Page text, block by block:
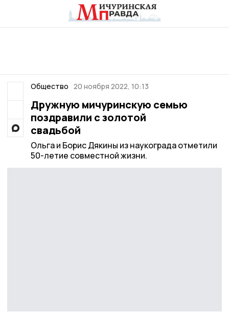
Общество 20 ноября 2022, 10:13
Дружную мичуринскую семью
поздравили с золотой
свадьбой
Ольга и Борис Дякины из наукограда отметили
50-летие совместной жизни.